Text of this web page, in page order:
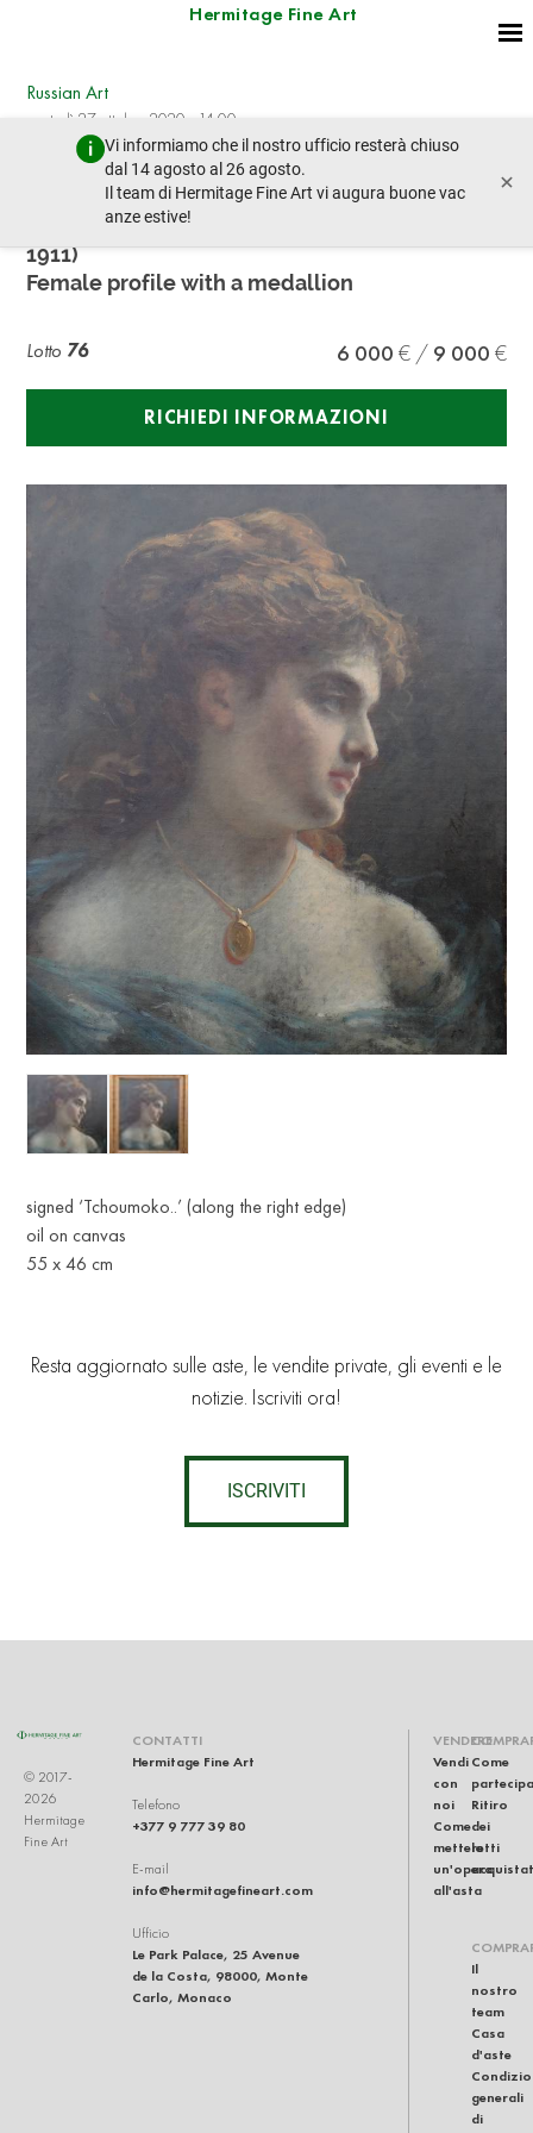
Hermitage Fine Art
Vi informiamo che il nostro ufficio resterà chiuso
dal 14 agosto al 26 agosto.
Il team di Hermitage Fine Art vi augura buone vac
anze estive!
×
Russian Art
martedì 27 ottobre 2020 - 14:00
lotto precedente lotto prossimo
FEDOR PETROVICH TCHOUMAKOFF (1823-
1911)
Female profile with a medallion
Lotto 76 6 000 9 000
RICHIEDI INFORMAZIONI
signed ‘Tchoumoko..’ (along the right edge)
oil on canvas
55 х 46 cm
Resta aggiornato sulle aste, le vendite private, gli eventi e le
notizie. Iscriviti ora!
ISCRIVITI
© 2017-
2026
Hermitage
Fine Art
CONTATTI
Hermitage Fine Art
Telefono
+377 9 777 39 80
E-mail
info@hermitagefineart.com
Ufficio
Le Park Palace, 25 Avenue
de la Costa, 98000, Monte
Carlo, Monaco
VENDERE
Vendi
con
noi
Come
mettere
un'opera
all'asta
Come
Ritiro
dei
lotti
Il
nostro
team
Casa
d'aste
generali
di